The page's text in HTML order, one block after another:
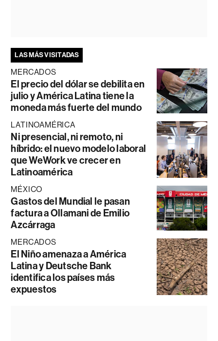
LAS MÁS VISITADAS
MERCADOS
El precio del dólar se debilita en
julio y América Latina tiene la
moneda más fuerte del mundo
LATINOAMÉRICA
Ni presencial, ni remoto, ni
híbrido: el nuevo modelo laboral
que WeWork ve crecer en
Latinoamérica
MÉXICO
Gastos del Mundial le pasan
factura a Ollamani de Emilio
Azcárraga
MERCADOS
El Niño amenaza a América
Latina y Deutsche Bank
identifica los países más
expuestos